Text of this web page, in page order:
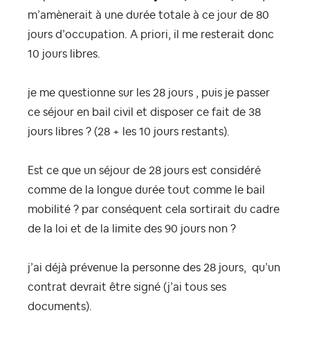
m’amènerait à une durée totale à ce jour de 80
jours d’occupation. A priori, il me resterait donc
10 jours libres.
je me questionne sur les 28 jours , puis je passer
ce séjour en bail civil et disposer ce fait de 38
jours libres ? (28 + les 10 jours restants).
Est ce que un séjour de 28 jours est considéré
comme de la longue durée tout comme le bail
mobilité ? par conséquent cela sortirait du cadre
de la loi et de la limite des 90 jours non ?
j’ai déjà prévenue la personne des 28 jours, qu’un
contrat devrait être signé (j’ai tous ses
documents).